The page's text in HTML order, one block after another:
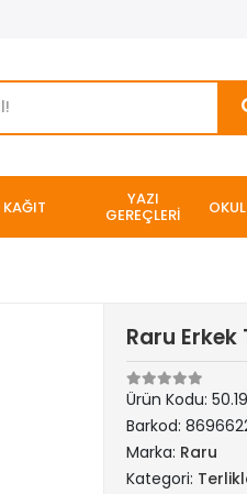
KAĞIT YAZI
GEREÇLERİ
Raru
Ürün Kodu:
Barkod:
Marka: Raru
Kategori: